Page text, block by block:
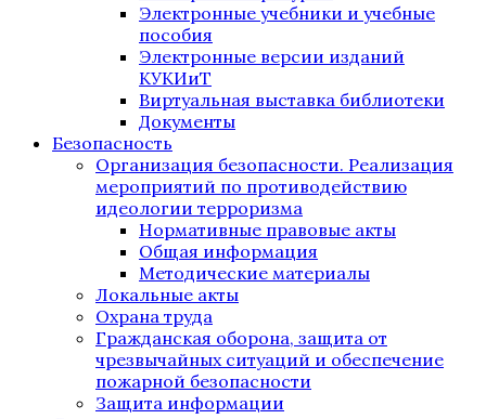
Электронные учебники и учебные
пособия
Электронные версии изданий
КУКИиТ
Виртуальная выставка библиотеки
Документы
Безопасность
Организация безопасности. Реализация
мероприятий по противодействию
идеологии терроризма
Нормативные правовые акты
Общая информация
Методические материалы
Локальные акты
Охрана труда
Гражданская оборона, защита от
чрезвычайных ситуаций и обеспечение
пожарной безопасности
Защита информации